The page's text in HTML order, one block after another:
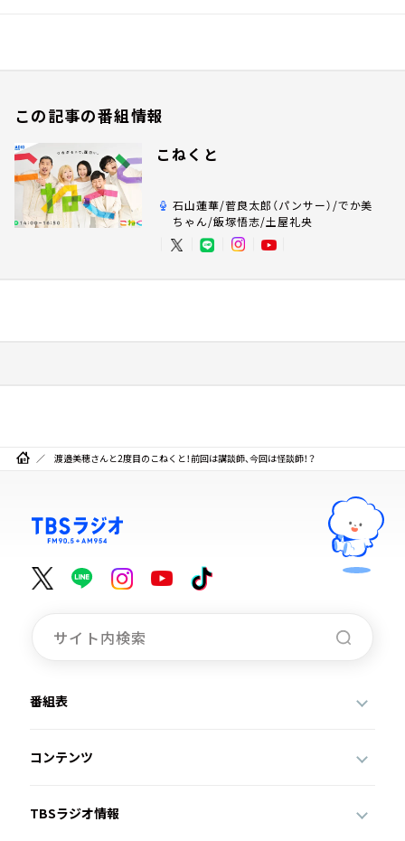
この記事の番組情報
こねくと
石山蓮華/菅良太郎（パンサー）/でか美
ちゃん/飯塚悟志/土屋礼央
渡邉美穂さんと2度目のこねくと！前回は講談師、今回は怪談師！？
番組表
コンテンツ
TBSラジオ情報